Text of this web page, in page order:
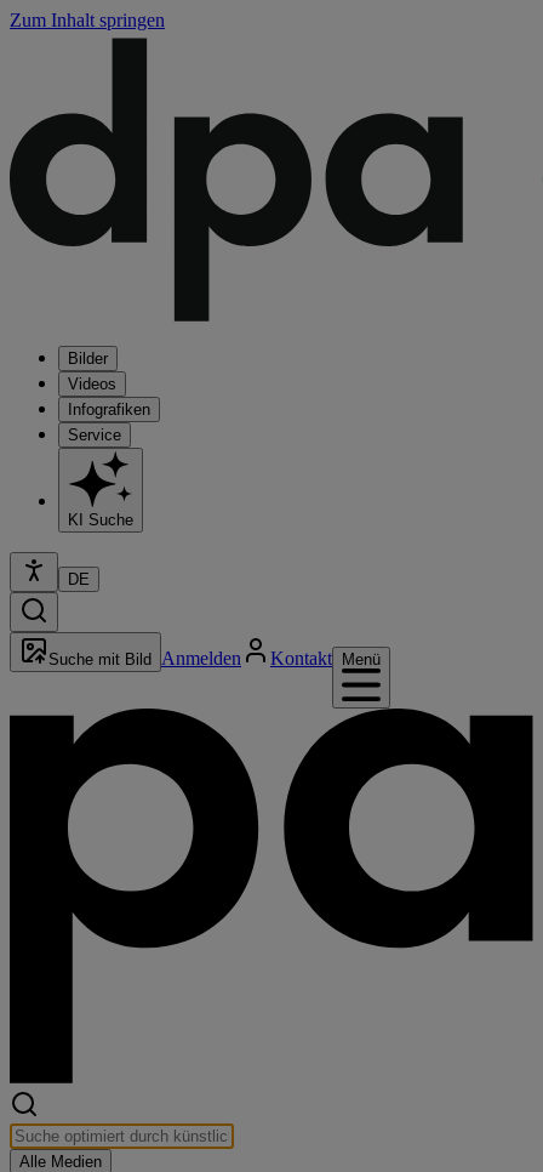
Zum Inhalt springen
Bilder
Videos
Infografiken
Service
KI Suche
DE
Suche mit Bild Anmelden Kontakt Menü
Alle Medien